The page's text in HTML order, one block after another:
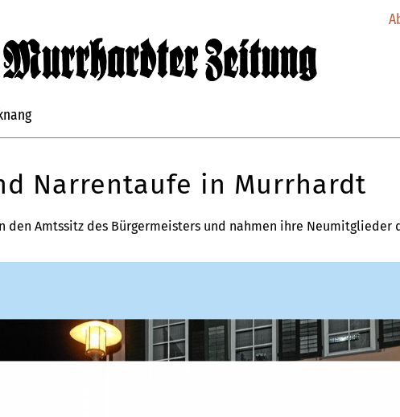
Narrentaufe in Murrhardt
den Amtssitz des Bürgermeisters und nahmen ihre Neumitglieder